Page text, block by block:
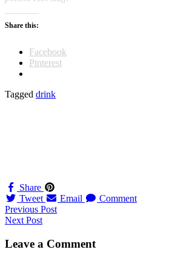
Share this:
Facebook
Pinterest
Tagged drink
Share
Tweet
Email Comment
Navigation
til
indlæg
Previous Post
Next Post
Leave a Comment